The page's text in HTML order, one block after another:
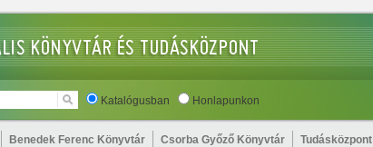
Katalógusban Honlapunkon
Benedek Ferenc Könyvtár Csorba Győző Könyvtár Tudásközpont